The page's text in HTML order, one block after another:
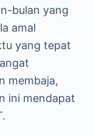
bulan yang
amal
yang tepat
membaja,
ini mendapat